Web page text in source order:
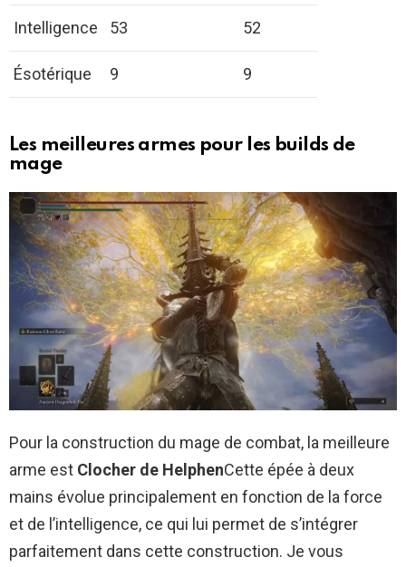
Intelligence 53 52
Ésotérique 9 9
Les meilleures armes pour les builds de
mage
Pour la construction du mage de combat, la meilleure
arme est Clocher de HelphenCette épée à deux
mains évolue principalement en fonction de la force
et de l’intelligence, ce qui lui permet de s’intégrer
parfaitement dans cette construction. Je vous